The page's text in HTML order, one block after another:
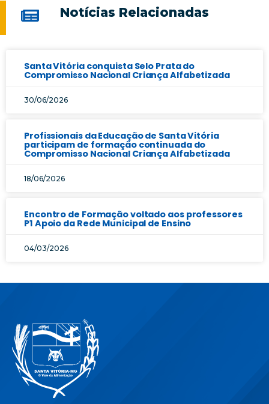
Notícias Relacionadas
Santa Vitória conquista Selo Prata do
Compromisso Nacional Criança Alfabetizada
30/06/2026
Profissionais da Educação de Santa Vitória
participam de formação continuada do
Compromisso Nacional Criança Alfabetizada
18/06/2026
Encontro de Formação voltado aos professores
P1 Apoio da Rede Municipal de Ensino
04/03/2026